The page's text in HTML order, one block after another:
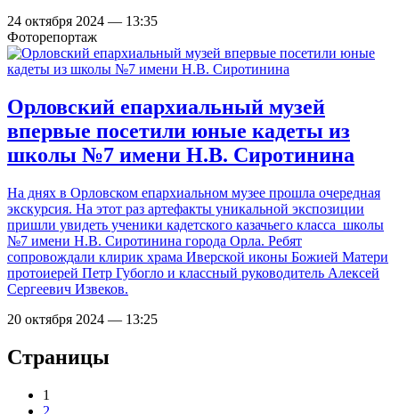
24 октября 2024 — 13:35
Фоторепортаж
Орловский епархиальный музей
впервые посетили юные кадеты из
школы №7 имени Н.В. Сиротинина
На днях в Орловском епархиальном музее прошла очередная
экскурсия. На этот раз артефакты уникальной экспозиции
пришли увидеть ученики кадетского казачьего класса школы
№7 имени Н.В. Сиротинина города Орла. Ребят
сопровождали клирик храма Иверской иконы Божией Матери
протоиерей Петр Губогло и классный руководитель Алексей
Сергеевич Извеков.
20 октября 2024 — 13:25
Страницы
1
2